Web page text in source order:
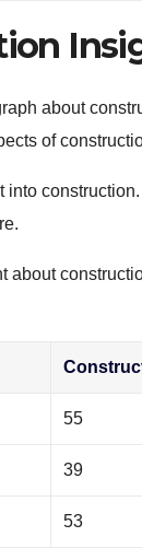
about
of
into
about
55
39
53